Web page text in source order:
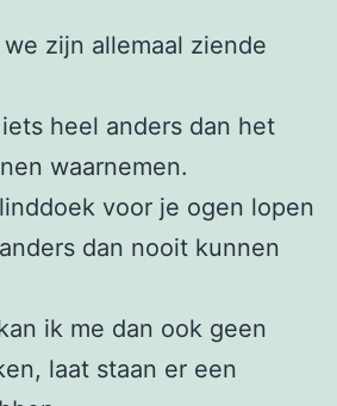
zijn allemaal ziende
heel anders dan het
waarnemen.
voor je ogen lopen
dan nooit kunnen
ik me dan ook geen
laat staan er een